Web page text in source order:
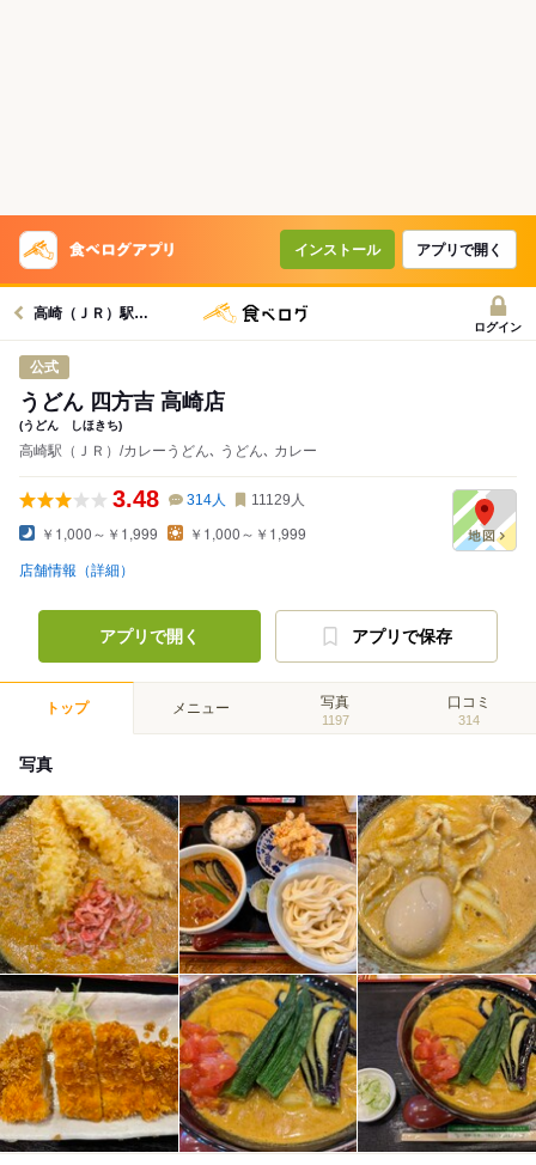
インストール アプリで開く
高崎（ＪＲ）駅グルメへ
ログイン
公式
うどん 四方吉 高崎店
(うどん しほきち)
高崎駅（ＪＲ）/カレーうどん､ うどん､ カレー
3.48 314人 11129 人
￥1,000～￥1,999 ￥1,000～￥1,999
店舗情報（詳細）
アプリで開く アプリで保存
トップ メニュー 写真
1197
口コミ
314
写真